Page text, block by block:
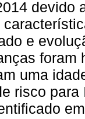
devido
e
foram
uma
risco